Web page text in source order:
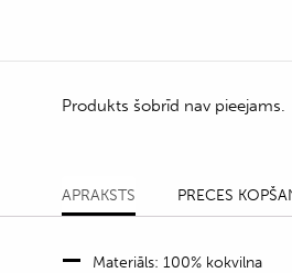
Produkts šobrīd nav pieejams.
APRAKSTS PRECES
Materiāls: 100% kokvilna